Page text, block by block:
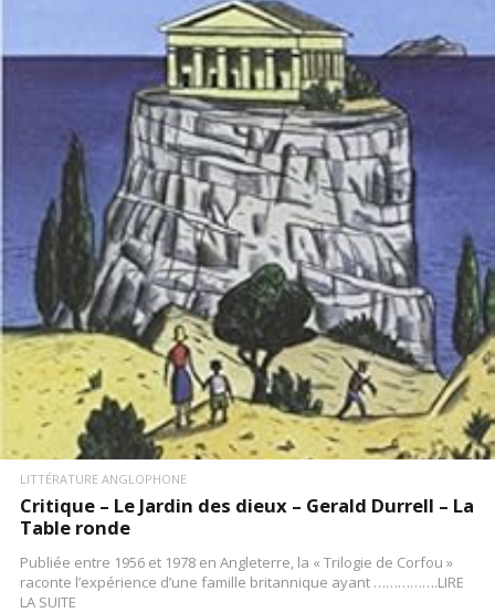
LIRE LA SUITE
LITTÉRATURE ANGLOPHONE
Critique – Le Jardin des dieux – Gerald Durrell – La
Table ronde
Publiée entre 1956 et 1978 en Angleterre, la « Trilogie de Corfou »
raconte l’expérience d’une famille britannique ayant …………….LIRE
LA SUITE